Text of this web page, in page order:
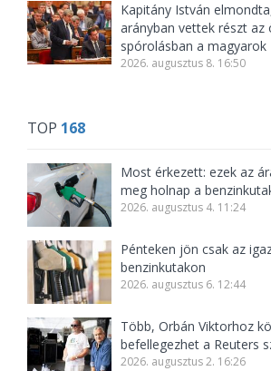
Kapitány István
arányban vettek részt az
spórolásban a magyarok
2026. augusztus 8. 16:50
TOP 168
Most érkezett: ezek az
meg holnap a
2026. augusztus 4. 11:24
Pénteken jön csak az
benzinkutakon
2026. augusztus 6. 12:44
Több, Orbán Viktorhoz
befellegezhet a Reuters
2026. augusztus 2. 16:26